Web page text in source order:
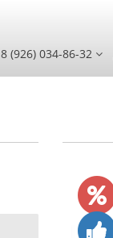
8 (926) 034-86-32